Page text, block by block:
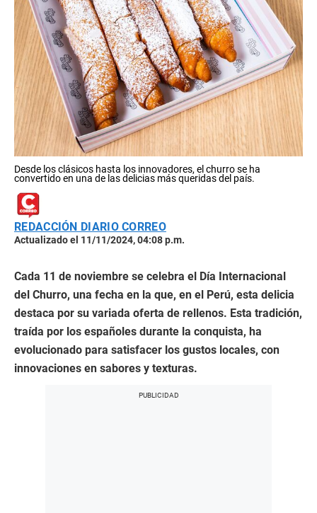
Desde los clásicos hasta los innovadores, el churro se ha
convertido en una de las delicias más queridas del país.
REDACCIÓN DIARIO CORREO
Actualizado el 11/11/2024, 04:08 p.m.
Cada 11 de noviembre se celebra el Día Internacional
del Churro, una fecha en la que, en el Perú, esta delicia
destaca por su variada oferta de rellenos. Esta tradición,
traída por los españoles durante la conquista, ha
evolucionado para satisfacer los gustos locales, con
innovaciones en sabores y texturas.